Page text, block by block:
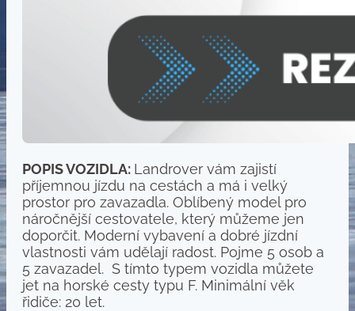
POPIS VOZIDLA: Landrover vám zajistí
příjemnou jízdu na cestách a má i velký
prostor pro zavazadla. Oblíbený model pro
náročnější cestovatele, který můžeme jen
doporčit. Moderní vybavení a dobré jízdní
vlastnosti vám udělají radost. Pojme 5 osob a
5 zavazadel. S tímto typem vozidla můžete
jet na horské cesty typu F. Minimální věk
řidiče: 20 let.